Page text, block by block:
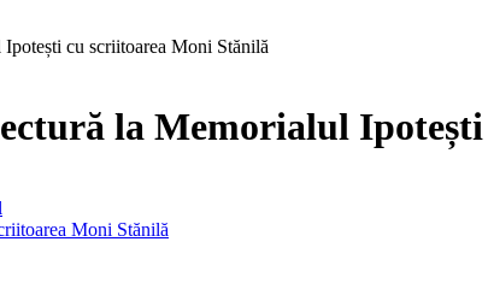
cu scriitoarea Moni Stănilă
la Memorialul